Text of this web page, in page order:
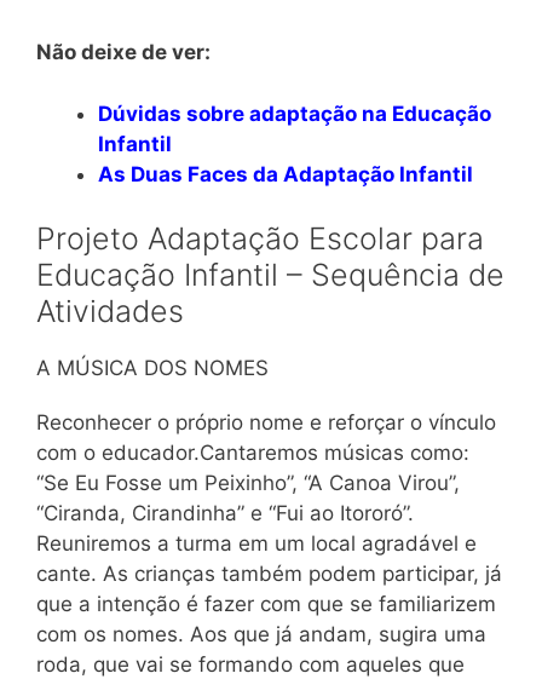
Não deixe de ver:
Dúvidas sobre adaptação na Educação
Infantil
As Duas Faces da Adaptação Infantil
Projeto Adaptação Escolar para
Educação Infantil – Sequência de
Atividades
A MÚSICA DOS NOMES
Reconhecer o próprio nome e reforçar o vínculo
com o educador.Cantaremos músicas como:
“Se Eu Fosse um Peixinho”, “A Canoa Virou”,
“Ciranda, Cirandinha” e “Fui ao Itororó”.
Reuniremos a turma em um local agradável e
cante. As crianças também podem participar, já
que a intenção é fazer com que se familiarizem
com os nomes. Aos que já andam, sugira uma
roda, que vai se formando com aqueles que